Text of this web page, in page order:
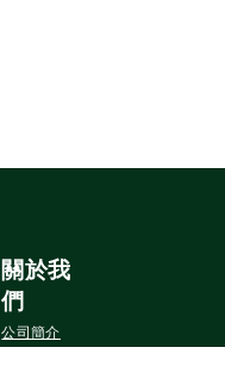
關於我
們
公司簡介